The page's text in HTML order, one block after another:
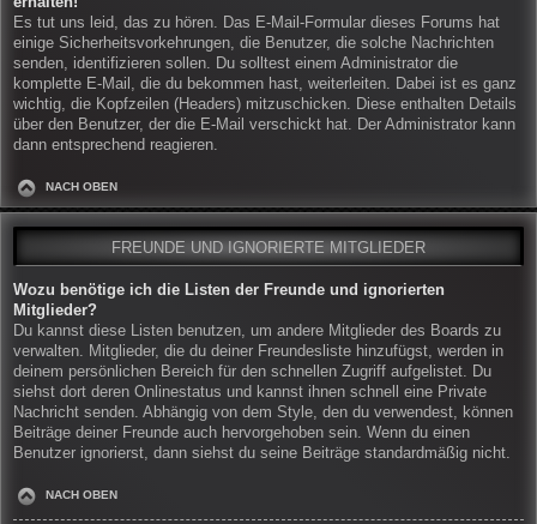
Es tut uns leid, das zu hören. Das E-Mail-Formular dieses Forums hat
einige Sicherheitsvorkehrungen, die Benutzer, die solche Nachrichten
senden, identifizieren sollen. Du solltest einem Administrator die
komplette E-Mail, die du bekommen hast, weiterleiten. Dabei ist es ganz
wichtig, die Kopfzeilen (Headers) mitzuschicken. Diese enthalten Details
über den Benutzer, der die E-Mail verschickt hat. Der Administrator kann
dann entsprechend reagieren.
NACH OBEN
FREUNDE UND IGNORIERTE MITGLIEDER
Wozu benötige ich die Listen der Freunde und ignorierten
Mitglieder?
Du kannst diese Listen benutzen, um andere Mitglieder des Boards zu
verwalten. Mitglieder, die du deiner Freundesliste hinzufügst, werden in
deinem persönlichen Bereich für den schnellen Zugriff aufgelistet. Du
siehst dort deren Onlinestatus und kannst ihnen schnell eine Private
Nachricht senden. Abhängig von dem Style, den du verwendest, können
Beiträge deiner Freunde auch hervorgehoben sein. Wenn du einen
Benutzer ignorierst, dann siehst du seine Beiträge standardmäßig nicht.
NACH OBEN